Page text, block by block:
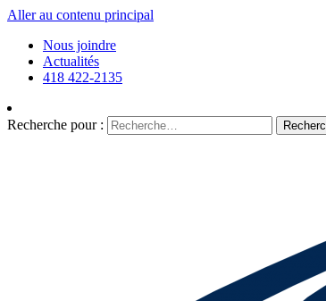
Aller au contenu principal
Nous joindre
Actualités
418 422-2135
Recherche pour :